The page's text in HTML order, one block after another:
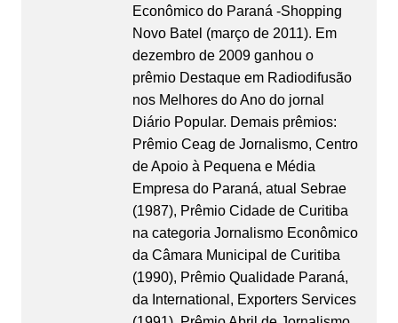
Econômico do Paraná -Shopping
Novo Batel (março de 2011). Em
dezembro de 2009 ganhou o
prêmio Destaque em Radiodifusão
nos Melhores do Ano do jornal
Diário Popular. Demais prêmios:
Prêmio Ceag de Jornalismo, Centro
de Apoio à Pequena e Média
Empresa do Paraná, atual Sebrae
(1987), Prêmio Cidade de Curitiba
na categoria Jornalismo Econômico
da Câmara Municipal de Curitiba
(1990), Prêmio Qualidade Paraná,
da International, Exporters Services